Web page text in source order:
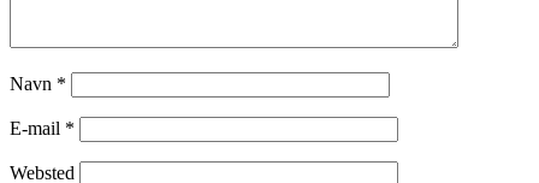
Navn *
E-mail *
Websted